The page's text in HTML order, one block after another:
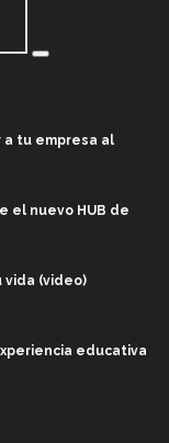
a tu empresa al
el nuevo HUB de
vida (video)
educativa